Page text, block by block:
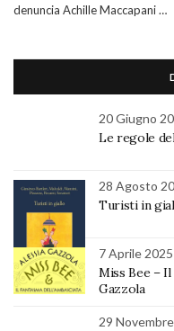
denuncia Achille Maccapani …
20 Giugno
Le regole
28 Agosto
Turisti in
7 Aprile 2025
Miss Bee – Il
Gazzola
29